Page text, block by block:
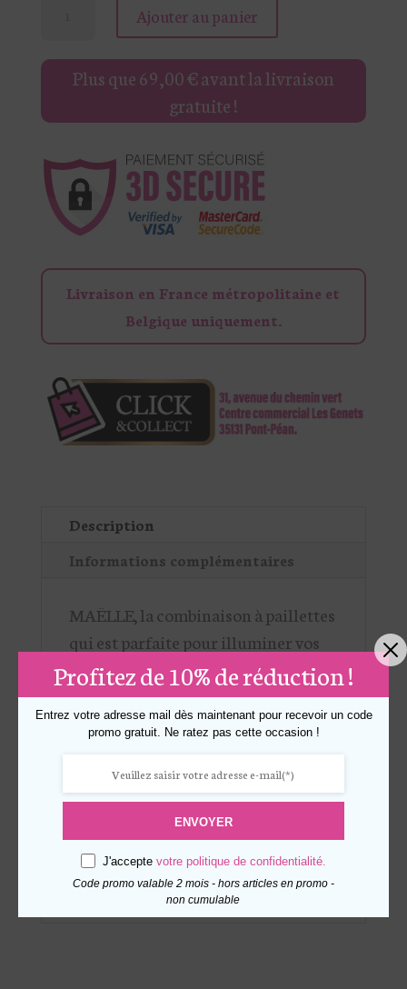
COMBINAISON
NU
PAILLETTE
MAËLLE
Ajouter au panier
Plus que69,00€avant la livraison
gratuite !
Livraison en France métropolitaine et
Belgique uniquement.
Description
Informations complémentaires
MAËLLE, la combinaison à paillettes
qui est parfaite pour illuminer vos
soirées. Son haut recouvert de
sequins offre un éclat irrésistible,
tandis que son dos nu élégant,
apporte une touche de féminité. Le
bas fluide et chic complète cette
pièce, idéale pour celles qui
souhaitent briller sans renoncer au
confort.
Profitez de 10% de réduction !
Entrez votre adresse mail dès maintenant pour recevoir un code
promo gratuit. Ne ratez pas cette occasion !
ENVOYER
J'accepte votre politique de confidentialité.
Code promo valable 2 mois - hors articles en promo -
non cumulable